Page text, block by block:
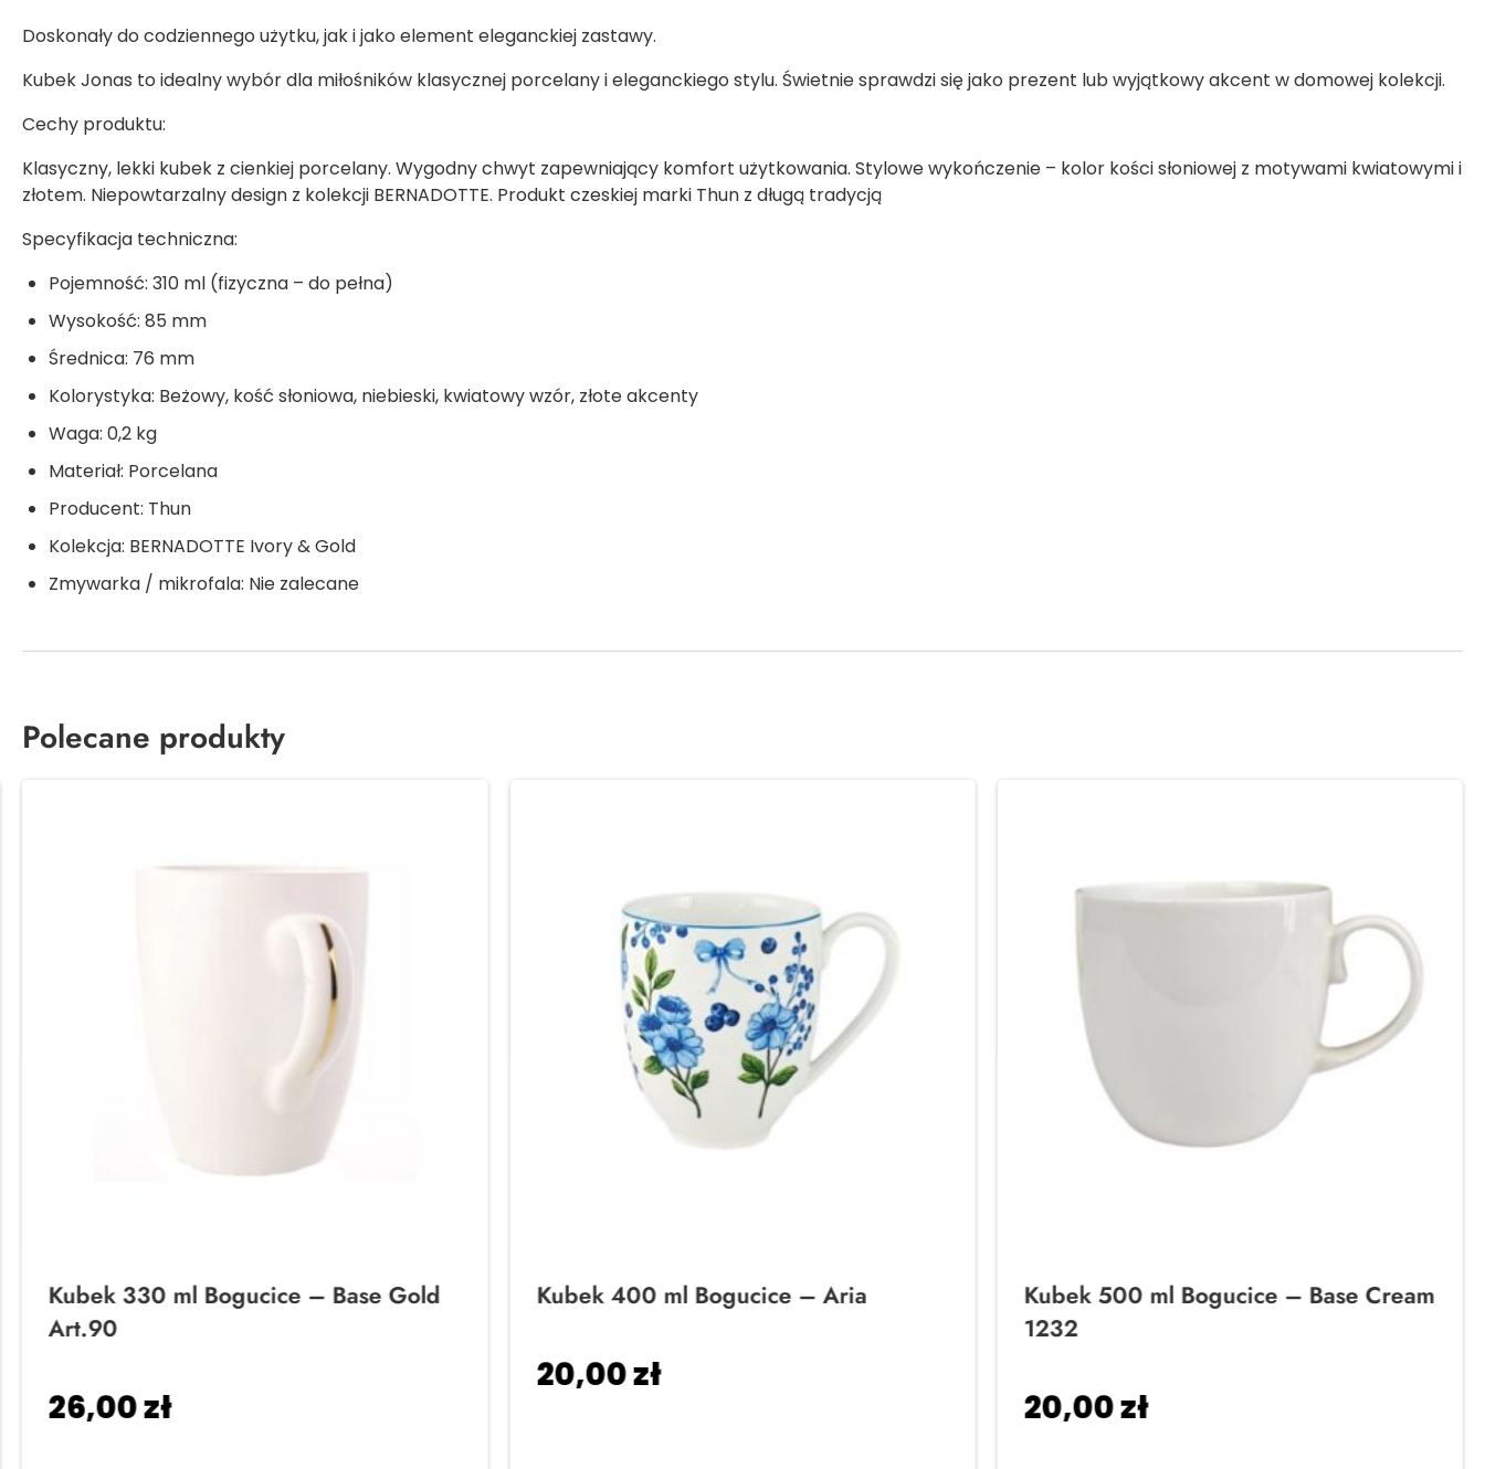
Doskonały do codziennego użytku, jak i jako element eleganckiej zastawy.
Kubek Jonas to idealny wybór dla miłośników klasycznej porcelany i eleganckiego stylu. Świetnie sprawdzi się jako prezent lub wyjątkowy akcent w domowej kolekcji.
Cechy produktu:
Klasyczny, lekki kubek z cienkiej porcelany. Wygodny chwyt zapewniający komfort użytkowania. Stylowe wykończenie – kolor kości słoniowej z motywami kwiatowymi i
złotem. Niepowtarzalny design z kolekcji BERNADOTTE. Produkt czeskiej marki Thun z długą tradycją
Specyfikacja techniczna:
Pojemność: 310 ml (fizyczna – do pełna)
Wysokość: 85 mm
Średnica: 76 mm
Kolorystyka: Beżowy, kość słoniowa, niebieski, kwiatowy wzór, złote akcenty
Waga: 0,2 kg
Materiał: Porcelana
Producent: Thun
Kolekcja: BERNADOTTE Ivory & Gold
Zmywarka / mikrofala: Nie zalecane
Polecane produkty
Kubek 330 ml Bogucice – Base Gold
Art.90
26,00zł
Kubek 400 ml Bogucice – Aria
20,00zł
Kubek 500 ml Bogucice – Base Cream
1232
20,00zł